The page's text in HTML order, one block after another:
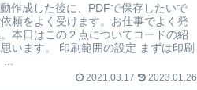
動作成した後に、PDFで保存したいで
頼をよく受けます。お仕事でよく発
本日はこの２点についてコードの紹
います。 印刷範囲の設定 まずは印刷
2021.03.17 2023.01.26